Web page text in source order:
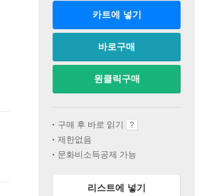
카트에 넣기
바로구매
원클릭구매
구매 후 바로 읽기
제한없음
문화비소득공제 가능
리스트에 넣기